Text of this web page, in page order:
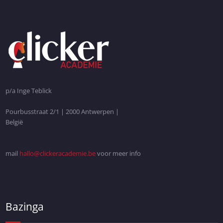
p/a Inge Teblick
Pourbusstraat 2/1 | 2000 Antwerpen |
België
mail hallo@clickeracademie.bevoor meer info
Bazinga